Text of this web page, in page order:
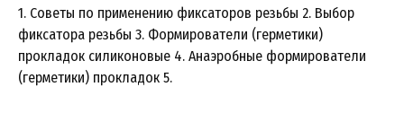
1. Советы по применению фиксаторов резьбы 2. Выбор
фиксатора резьбы 3. Формирователи (герметики)
прокладок силиконовые 4. Анаэробные формирователи
(герметики) прокладок 5.